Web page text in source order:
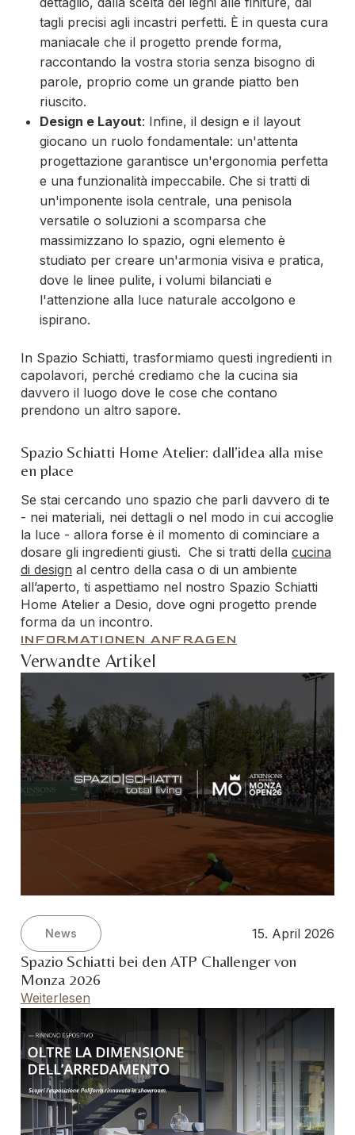
tagli precisi agli incastri perfetti. È in questa cura
maniacale che il progetto prende forma,
raccontando la vostra storia senza bisogno di
parole, proprio come un grande piatto ben
riuscito.
Design e Layout: Infine, il design e il layout
giocano un ruolo fondamentale: un'attenta
progettazione garantisce un'ergonomia perfetta
e una funzionalità impeccabile. Che si tratti di
un'imponente isola centrale, una penisola
versatile o soluzioni a scomparsa che
massimizzano lo spazio, ogni elemento è
studiato per creare un'armonia visiva e pratica,
dove le linee pulite, i volumi bilanciati e
l'attenzione alla luce naturale accolgono e
ispirano.
In Spazio Schiatti, trasformiamo questi ingredienti in
capolavori, perché crediamo che la cucina sia
davvero il luogo dove le cose che contano
prendono un altro sapore.
Spazio Schiatti Home Atelier: dall’idea alla mise
en place
Se stai cercando uno spazio che parli davvero di te
- nei materiali, nei dettagli o nel modo in cui accoglie
la luce - allora forse è il momento di cominciare a
dosare gli ingredienti giusti. Che si tratti della cucina
di design al centro della casa o di un ambiente
all’aperto, ti aspettiamo nel nostro Spazio Schiatti
Home Atelier a Desio, dove ogni progetto prende
forma da un incontro.
INFORMATIONEN ANFRAGEN
Verwandte Artikel
News 15. April 2026
Spazio Schiatti bei den ATP Challenger von
Monza 2026
Weiterlesen